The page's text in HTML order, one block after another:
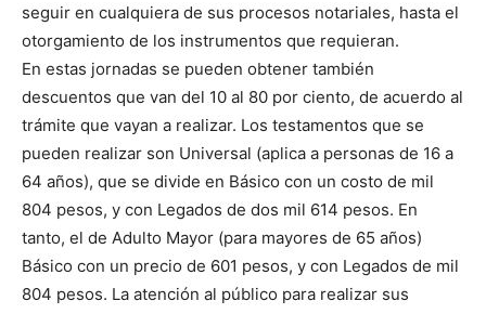
seguir en cualquiera de sus procesos notariales, hasta el
otorgamiento de los instrumentos que requieran.
En estas jornadas se pueden obtener también
descuentos que van del 10 al 80 por ciento, de acuerdo al
trámite que vayan a realizar. Los testamentos que se
pueden realizar son Universal (aplica a personas de 16 a
64 años), que se divide en Básico con un costo de mil
804 pesos, y con Legados de dos mil 614 pesos. En
tanto, el de Adulto Mayor (para mayores de 65 años)
Básico con un precio de 601 pesos, y con Legados de mil
804 pesos. La atención al público para realizar sus